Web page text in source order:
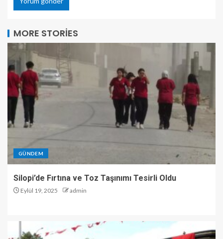
MORE STORIES
GÜNDEM
Silopi’de Fırtına ve Toz Taşınımı Tesirli Oldu
Eylül 19, 2025 admin